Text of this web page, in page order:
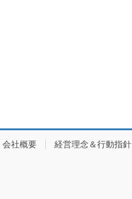
会社概要 経営理念＆行動指針